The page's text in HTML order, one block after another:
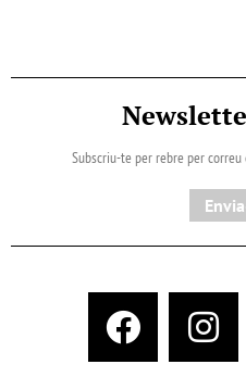
Subscriu-te per rebre per